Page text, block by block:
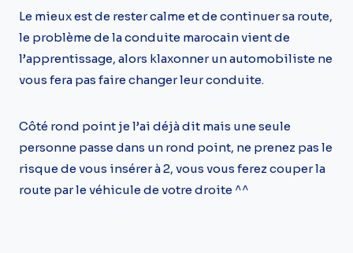
Le mieux est de rester calme et de continuer sa route,
le problème de la conduite marocain vient de
l’apprentissage, alors klaxonner un automobiliste ne
vous fera pas faire changer leur conduite.
Côté rond point je l’ai déjà dit mais une seule
personne passe dans un rond point, ne prenez pas le
risque de vous insérer à 2, vous vous ferez couper la
route par le véhicule de votre droite ^^